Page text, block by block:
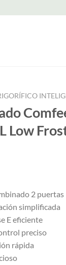
Low
2 puertas
simplificada
E eficiente
preciso
rápida